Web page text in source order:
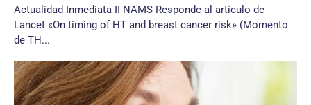
Actualidad Inmediata II NAMS Responde al artículo de
Lancet «On timing of HT and breast cancer risk» (Momento
de TH...